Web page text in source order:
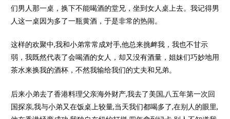
们男人那一桌，换下不能喝酒的堂兄，坐到女人桌上去。我记得男
人这一桌因为多了一瓶黄酒，于是非常的热闹。
这样的欢聚中,我和小弟常常成对手,他总来挑衅我，我也不甘示
弱，我既然代表了会喝酒的女人，却又没有酒量，姐妹们巧妙地用
茶水来换我的酒杯，不然我输给我们的丈夫和兄弟。
后来小弟去了香港料理父亲海外财产,我去了美国,八五年第一次回
国探亲,我与小弟又在饭桌上较量,当天我们都喝多了,在别人的眼里,